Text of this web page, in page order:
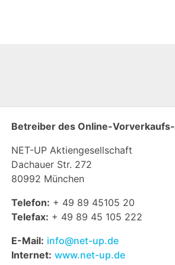
Betreiber des Online-
NET-UP Aktiengesellschaft
Dachauer Str. 272
80992 München
Telefon: + 49 89 45105 20
Telefax: + 49 89 45 105 222
E-Mail: info@net-up.de
Internet: www.net-up.de